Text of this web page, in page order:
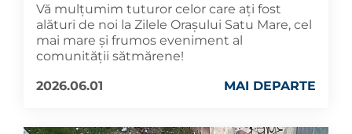
Vă mulțumim tuturor celor care ați fost
alături de noi la Zilele Orașului Satu Mare, cel
mai mare și frumos eveniment al
comunității sătmărene!
2026.06.01
MAI DEPARTE